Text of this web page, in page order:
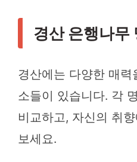
경산 은행나무
경산에는 다양한 매력
소들이 있습니다. 각
비교하고, 자신의 취
보세요.